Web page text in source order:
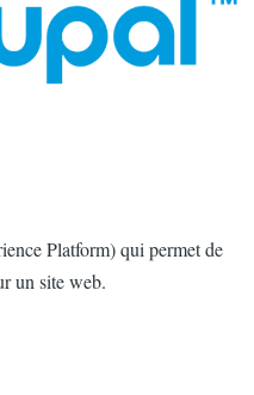
Platform) qui permet de
un site web.